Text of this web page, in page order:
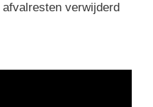
verwijderd